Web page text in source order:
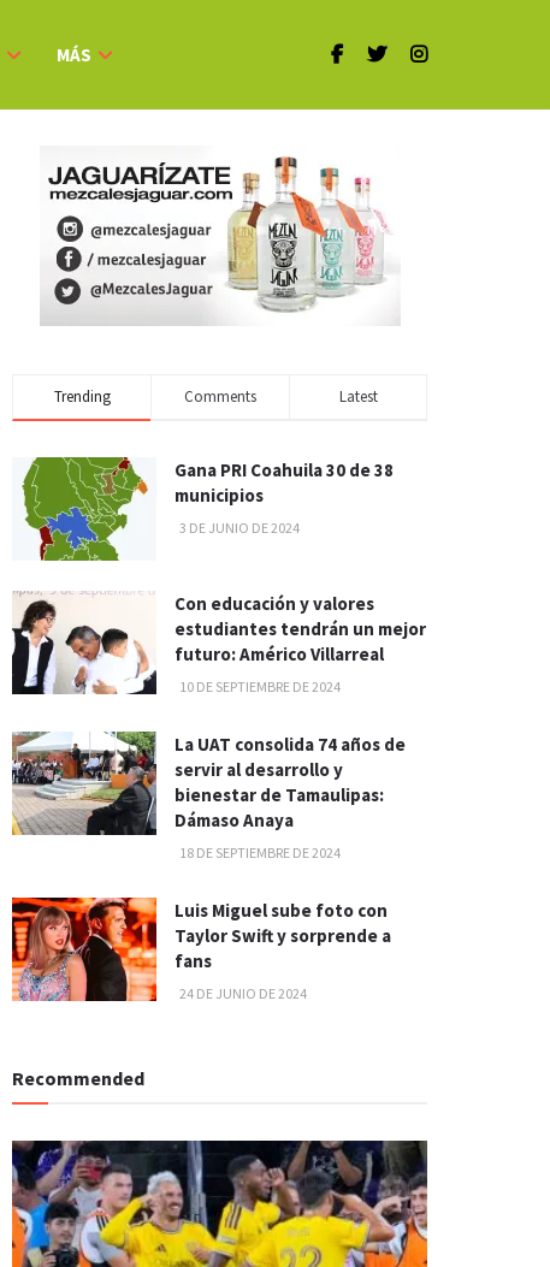
MÁS
Trending Comments Latest
Gana PRI Coahuila 30 de 38
municipios
3 DE JUNIO DE 2024
Con educación y valores
estudiantes tendrán un mejor
futuro: Américo Villarreal
10 DE SEPTIEMBRE DE 2024
La UAT consolida 74 años de
servir al desarrollo y
bienestar de Tamaulipas:
Dámaso Anaya
18 DE SEPTIEMBRE DE 2024
Luis Miguel sube foto con
Taylor Swift y sorprende a
fans
24 DE JUNIO DE 2024
Recommended